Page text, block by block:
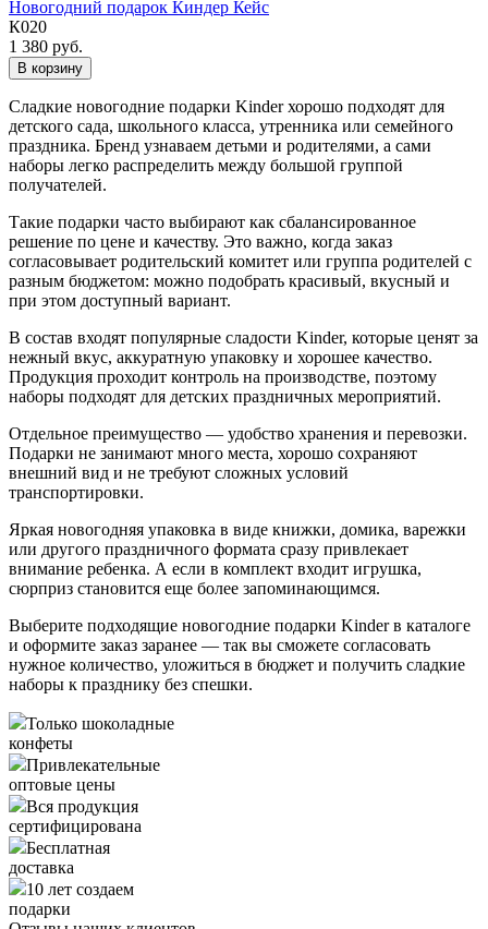
Новогодний подарок Киндер Кейс
К020
1 380 руб.
В корзину
Сладкие новогодние подарки Kinder хорошо подходят для
детского сада, школьного класса, утренника или семейного
праздника. Бренд узнаваем детьми и родителями, а сами
наборы легко распределить между большой группой
получателей.
Такие подарки часто выбирают как сбалансированное
решение по цене и качеству. Это важно, когда заказ
согласовывает родительский комитет или группа родителей с
разным бюджетом: можно подобрать красивый, вкусный и
при этом доступный вариант.
В состав входят популярные сладости Kinder, которые ценят за
нежный вкус, аккуратную упаковку и хорошее качество.
Продукция проходит контроль на производстве, поэтому
наборы подходят для детских праздничных мероприятий.
Отдельное преимущество — удобство хранения и перевозки.
Подарки не занимают много места, хорошо сохраняют
внешний вид и не требуют сложных условий
транспортировки.
Яркая новогодняя упаковка в виде книжки, домика, варежки
или другого праздничного формата сразу привлекает
внимание ребенка. А если в комплект входит игрушка,
сюрприз становится еще более запоминающимся.
Выберите подходящие новогодние подарки Kinder в каталоге
и оформите заказ заранее — так вы сможете согласовать
нужное количество, уложиться в бюджет и получить сладкие
наборы к празднику без спешки.
Только шоколадные
конфеты
Привлекательные
оптовые цены
Вся продукция
сертифицирована
Бесплатная
доставка
10 лет создаем
подарки